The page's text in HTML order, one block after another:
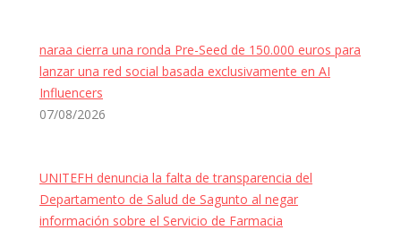
naraa cierra una ronda Pre-Seed de 150.000 euros para
lanzar una red social basada exclusivamente en AI
Influencers
07/08/2026
UNITEFH denuncia la falta de transparencia del
Departamento de Salud de Sagunto al negar
información sobre el Servicio de Farmacia